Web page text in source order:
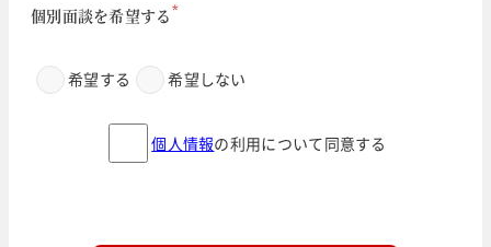
個別面談を希望する*
希望する 希望しない
個人情報の利用について同意する